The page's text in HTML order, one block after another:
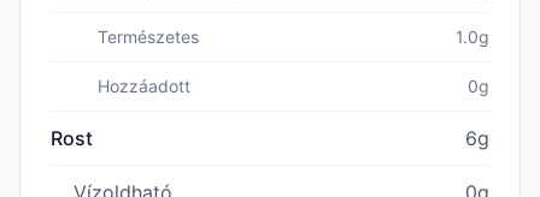
Természetes 1.0g
Hozzáadott 0g
Rost 6g
Vízoldható 0g